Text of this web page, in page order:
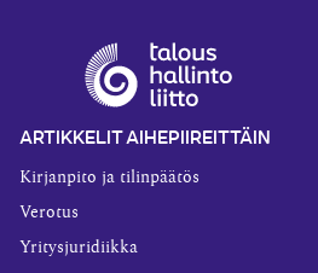
ARTIKKELIT AIHEPIIREITTÄIN
Kirjanpito ja tilinpäätös
Verotus
Yritysjuridiikka